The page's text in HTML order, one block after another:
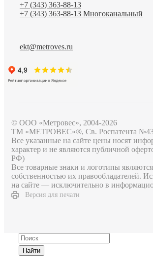
+7 (343) 363-88-13
+7 (343) 363-88-13 Многоканальный
ekt@metroves.ru
© ООО «Метровес», 2004-2026
ТМ «МЕТРОВЕС»®, Св. Роспатента
Все указанные на сайте цены носят
характер и не являются публичной
РФ)
Все товарные знаки и логотипы являются
собственностью их правообладателей.
на сайте — исключительно в
Версия для печати
Найти